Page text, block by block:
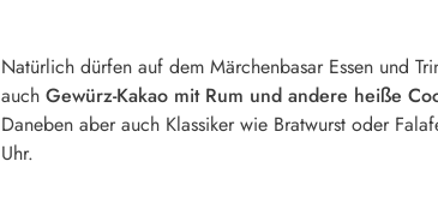
Natürlich dürfen auf dem Märchenbasar Essen und
auch Gewürz-Kakao mit Rum und andere heiße
Daneben aber auch Klassiker wie Bratwurst oder
Uhr.